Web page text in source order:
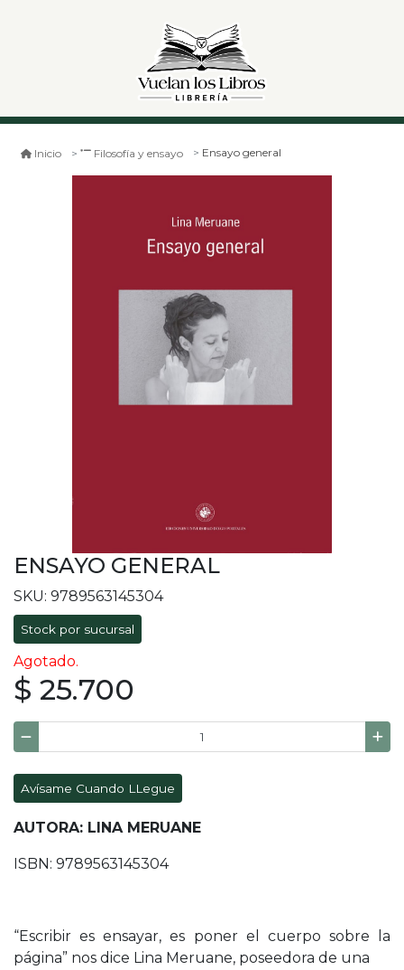
Inicio Filosofía y ensayo Ensayo general
ENSAYO GENERAL
SKU: 9789563145304
Stock por sucursal
Agotado.
$ 25.700
Avísame Cuando LLegue
AUTORA: LINA MERUANE
ISBN: 9789563145304
“Escribir es ensayar, es poner el cuerpo sobre la
página” nos dice Lina Meruane, poseedora de una